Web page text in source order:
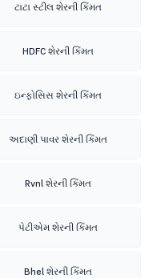
ટાટા સ્ટીલ શેરની કિંમત
HDFC શેરની કિંમત
ઇન્ફોસિસ શેરની કિંમત
અદાણી પાવર શેરની કિંમત
Rvnl શેરની કિંમત
પેટીએમ શેરની કિંમત
Bhel શેરની કિંમત